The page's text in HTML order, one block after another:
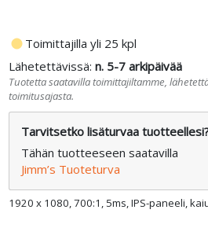
1920 x 1080, 700:1, 5ms, IPS-paneeli,
fiber_manual_record Toimittajilla yli 25 kpl
Lähetettävissä:n. 5-7 arkipäivää
Tuotetta saatavilla toimittajiltamme,
toimitusajasta.
Tarvitsetko lisäturvaa
Tähän tuotteeseen saatavilla
Jimm’s Tuoteturva